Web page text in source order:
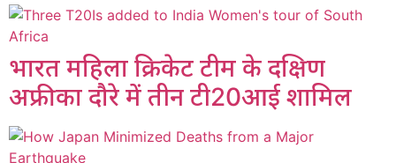
भारत महिला क्रिकेट टीम के दक्षिण
अफ्रीका दौरे में तीन टी20आई शामिल